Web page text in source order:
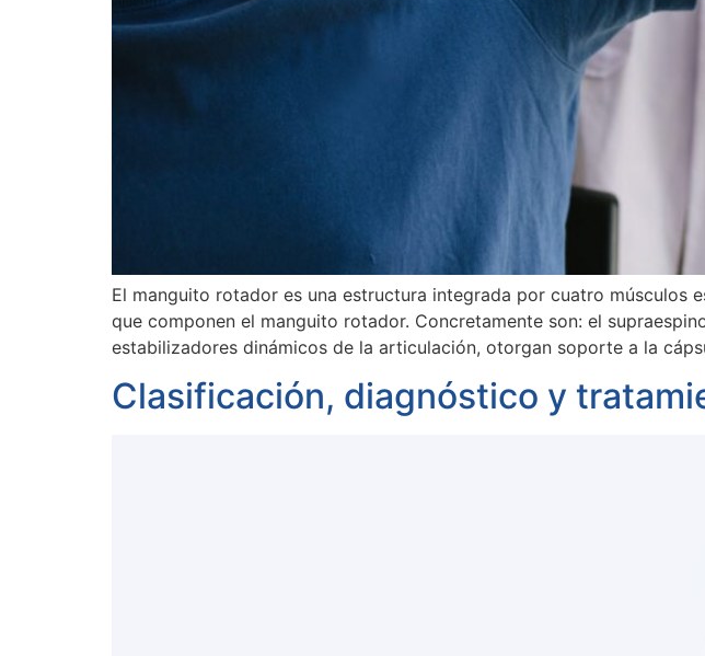
El manguito rotador es una estructura integrada por cuatro músculos
que componen el manguito rotador. Concretamente son: el
estabilizadores dinámicos de la articulación, otorgan soporte a la
Clasificación, diagnóstico y